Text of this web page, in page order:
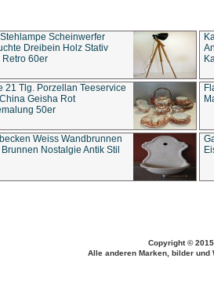
Scheinwerfer
Dreibein Holz Stativ
Retro 60er
21 Tlg. Porzellan Teeservice
Geisha Rot
50er
Weiss Wandbrunnen
Nostalgie Antik Stil
Copyright ©
Alle anderen Marken, bilder und